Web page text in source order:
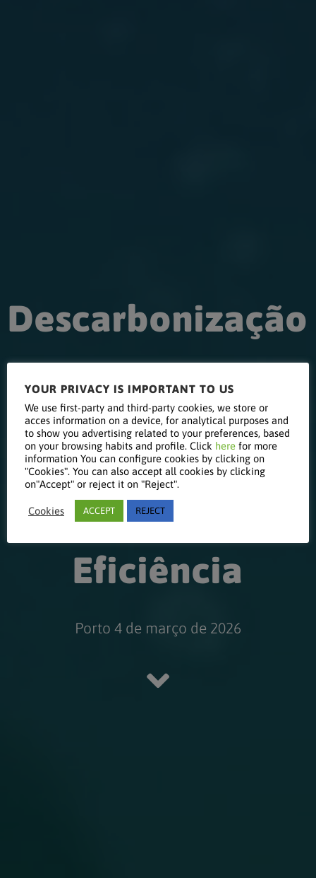
Descarbonização
de Instalações
Térmicas:
Soluções de Alta
Eficiência
Porto 4 de março de 2026
YOUR PRIVACY IS IMPORTANT TO US
We use first-party and third-party cookies, we store or
acces information on a device, for analytical purposes and
to show you advertising related to your preferences, based
on your browsing habits and profile. Click here for more
information You can configure cookies by clicking on
"Cookies". You can also accept all cookies by clicking
on"Accept" or reject it on "Reject".
Cookies ACCEPT REJECT